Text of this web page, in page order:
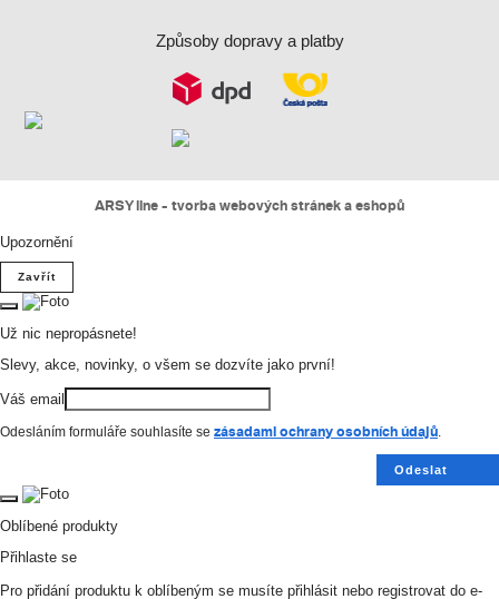
Způsoby dopravy a platby
ARSY line - tvorba webových stránek a eshopů
Upozornění
Zavřít
Už nic nepropásnete!
Slevy, akce, novinky, o všem se dozvíte jako první!
Váš email
Odesláním formuláře souhlasíte se zásadami ochrany osobních údajů.
Odeslat
Oblíbené produkty
Přihlaste se
Pro přidání produktu k oblíbeným se musíte přihlásit nebo registrovat do e-